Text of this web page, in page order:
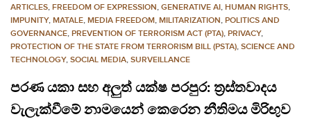
ARTICLES, FREEDOM OF EXPRESSION, GENERATIVE AI, HUMAN RIGHTS,
IMPUNITY, MATALE, MEDIA FREEDOM, MILITARIZATION, POLITICS AND
GOVERNANCE, PREVENTION OF TERRORISM ACT (PTA), PRIVACY,
PROTECTION OF THE STATE FROM TERRORISM BILL (PSTA), SCIENCE AND
TECHNOLOGY, SOCIAL MEDIA, SURVEILLANCE
පරණ යකා සහ අලුත් යක්ෂ පරපුර: ත්‍රස්තවාදය
වැලැක්වීමේ නාමයෙන් කෙරෙන නීතිමය මිරිඟුව